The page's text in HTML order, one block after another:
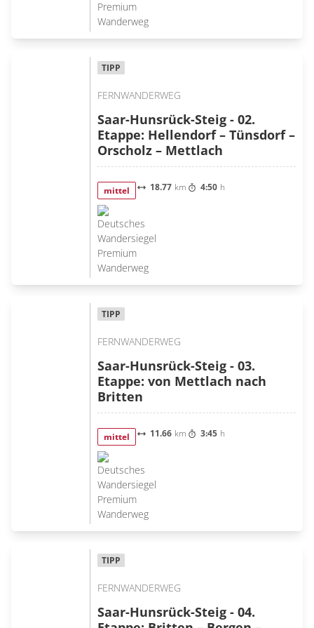
TIPP
FERNWANDERWEG
Saar-Hunsrück-Steig - 02.
Etappe: Hellendorf – Tünsdorf –
Orscholz – Mettlach
mittel 18.77 km 4:50 h
TIPP
FERNWANDERWEG
Saar-Hunsrück-Steig - 03.
Etappe: von Mettlach nach
Britten
mittel 11.66 km 3:45 h
TIPP
FERNWANDERWEG
Saar-Hunsrück-Steig - 04.